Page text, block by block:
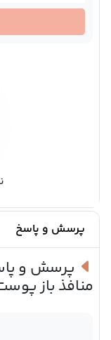
پرسش و پاسخ
پرسش و
منافذ باز